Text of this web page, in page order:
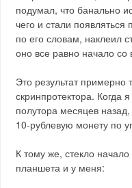
подумал, что банально
чего и стали появляться
по его словам, наклеил
оно все равно начало со
Это результат примерно
скринпротектора. Когда
полутора месяцев
10-рублевую монету по
К тому же, стекло начало
планшета и у меня: